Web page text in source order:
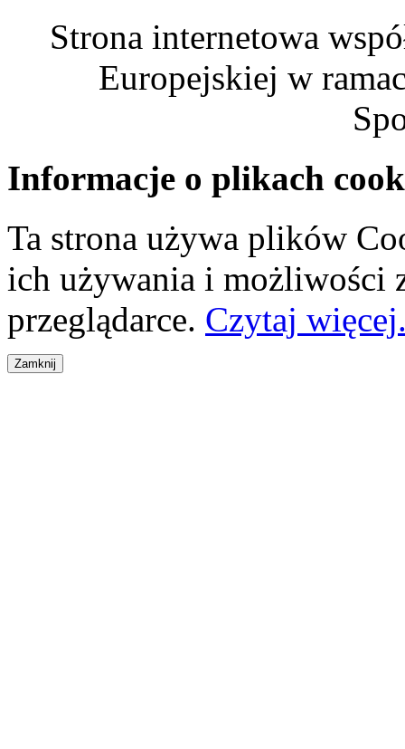
Strona internetowa
Europejskiej w
Informacje o plikach
Ta strona używa plików
ich używania i możliwości
przeglądarce. Czytaj